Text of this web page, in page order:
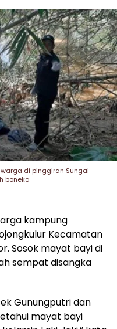
di pinggiran Sungai
boneka
kampung
Kecamatan
Sosok mayat bayi di
sempat disangka
Gunungputri dan
mayat bayi